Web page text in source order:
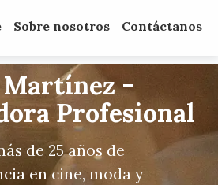
Sobre nosotros Contáctanos
-
Profesional
de 25 años de
en cine, moda y